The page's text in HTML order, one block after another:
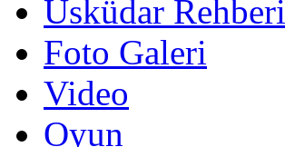
Üsküdar Rehberi
Foto Galeri
Video
Oyun